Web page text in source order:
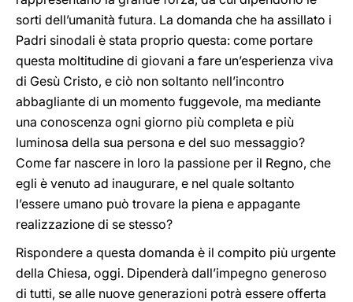
sorti dell’umanità futura. La domanda che ha assillato i
Padri sinodali è stata proprio questa: come portare
questa moltitudine di giovani a fare un’esperienza viva
di Gesù Cristo, e ciò non soltanto nell’incontro
abbagliante di un momento fuggevole, ma mediante
una conoscenza ogni giorno più completa e più
luminosa della sua persona e del suo messaggio?
Come far nascere in loro la passione per il Regno, che
egli è venuto ad inaugurare, e nel quale soltanto
l’essere umano può trovare la piena e appagante
realizzazione di se stesso?
Rispondere a questa domanda è il compito più urgente
della Chiesa, oggi. Dipenderà dall’impegno generoso
di tutti, se alle nuove generazioni potrà essere offerta